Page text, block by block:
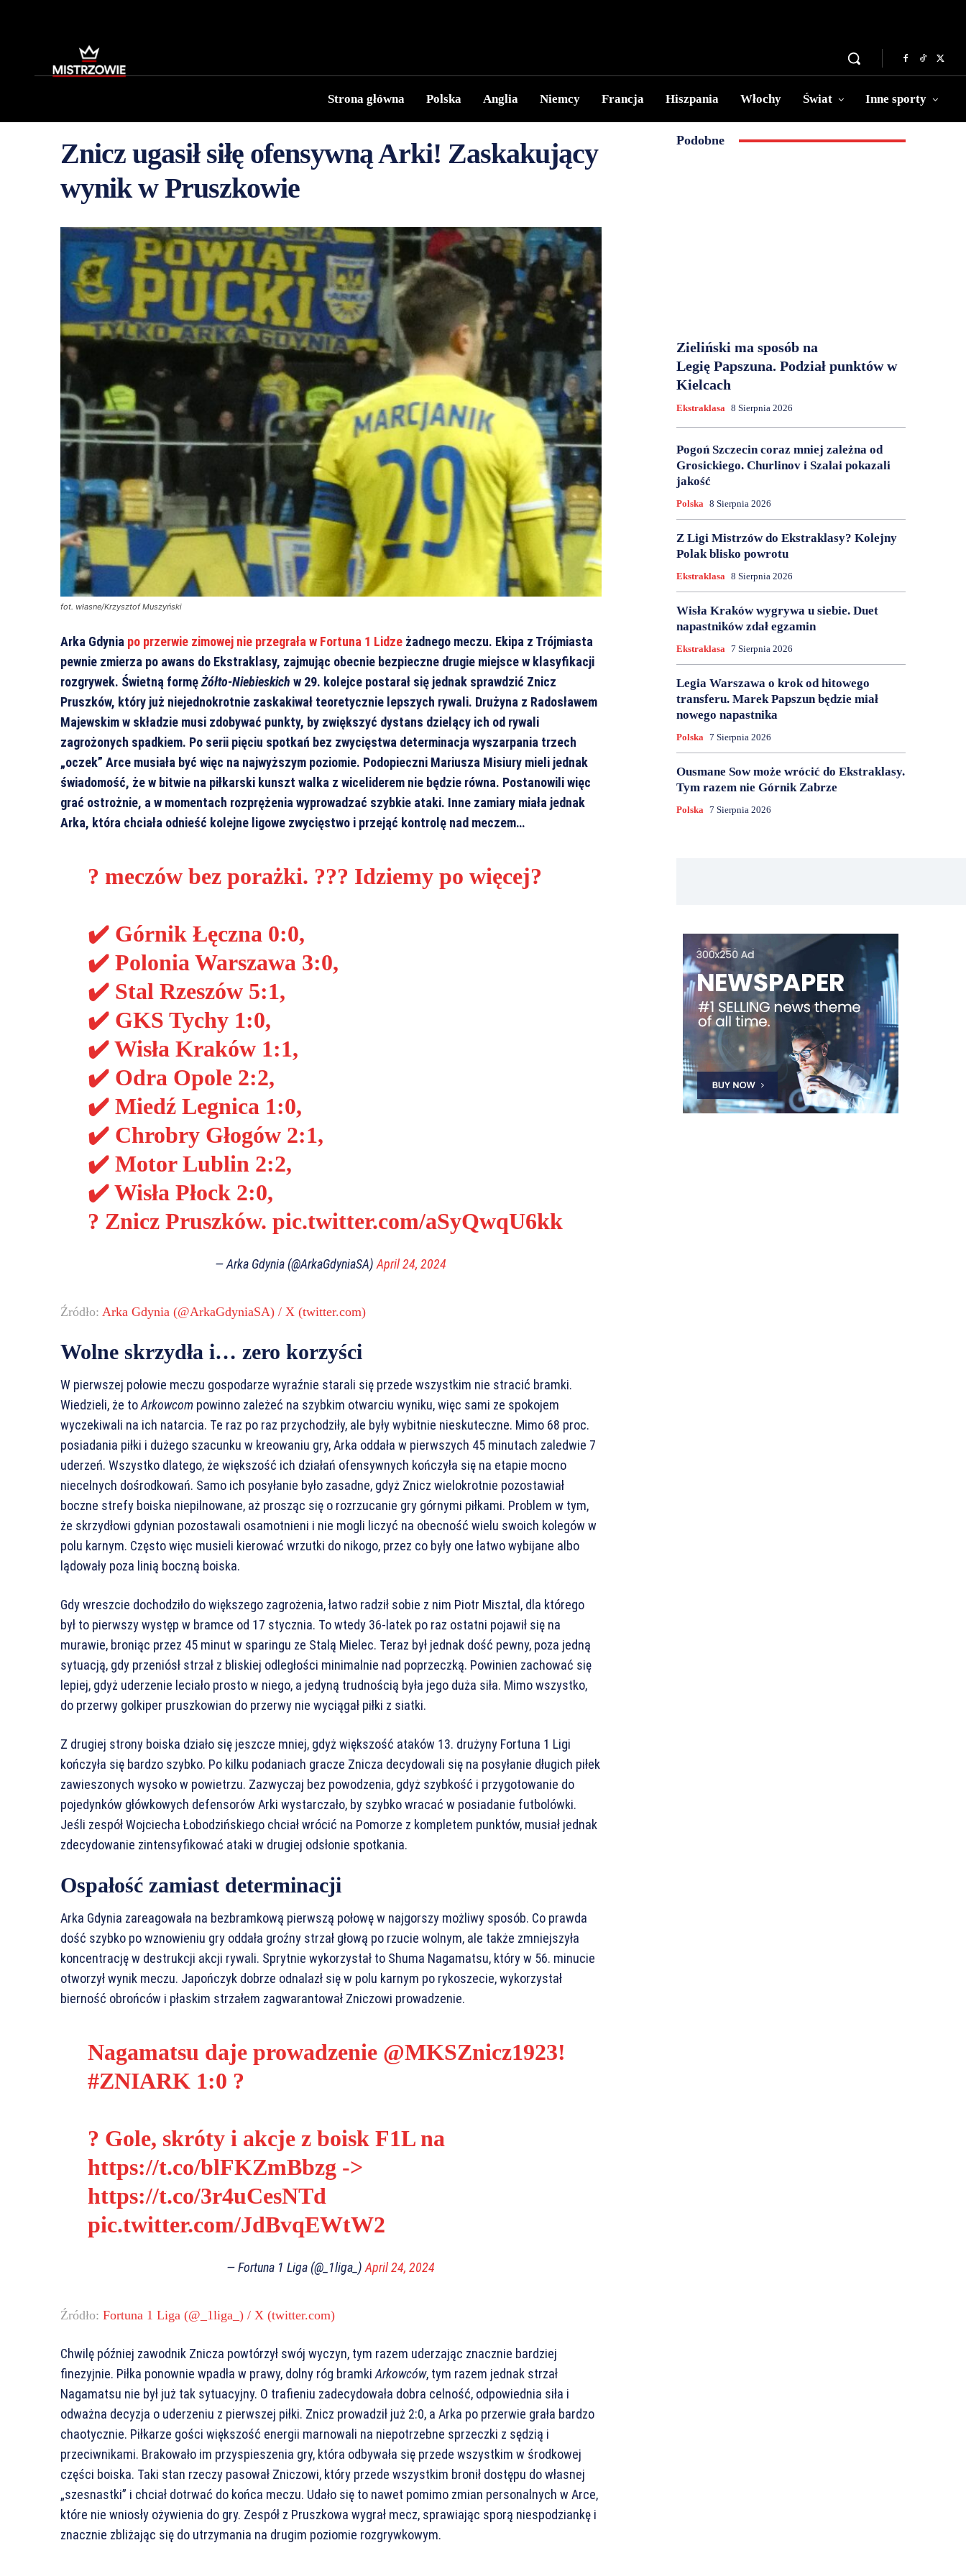
Strona główna Polska Anglia Niemcy Francja Hiszpania Włochy Świat Inne sporty
Znicz ugasił siłę ofensywną Arki! Zaskakujący
wynik w Pruszkowie
fot. własne/Krzysztof Muszyński
Arka Gdynia po przerwie zimowej nie przegrała w Fortuna 1 Lidze żadnego meczu. Ekipa z Trójmiasta
pewnie zmierza po awans do Ekstraklasy, zajmując obecnie bezpieczne drugie miejsce w klasyfikacji
rozgrywek. Świetną formęŻółto-Niebieskich w 29. kolejce postarał się jednak sprawdzić Znicz
Pruszków, który już niejednokrotnie zaskakiwał teoretycznie lepszych rywali. Drużyna z Radosławem
Majewskim w składzie musi zdobywać punkty, by zwiększyć dystans dzielący ich od rywali
zagrożonych spadkiem. Po serii pięciu spotkań bez zwycięstwa determinacja wyszarpania trzech
„oczek” Arce musiała być więc na najwyższym poziomie. Podopieczni Mariusza Misiury mieli jednak
świadomość, że w bitwie na piłkarski kunszt walka z wiceliderem nie będzie równa. Postanowili więc
grać ostrożnie, a w momentach rozprężenia wyprowadzać szybkie ataki. Inne zamiary miała jednak
Arka, która chciała odnieść kolejne ligowe zwycięstwo i przejąć kontrolę nad meczem…
? meczów bez porażki. ??? Idziemy po więcej?
✔️ Górnik Łęczna 0:0,
✔️ Polonia Warszawa 3:0,
✔️ Stal Rzeszów 5:1,
✔️ GKS Tychy 1:0,
✔️ Wisła Kraków 1:1,
✔️ Odra Opole 2:2,
✔️ Miedź Legnica 1:0,
✔️ Chrobry Głogów 2:1,
✔️ Motor Lublin 2:2,
✔️ Wisła Płock 2:0,
? Znicz Pruszków. pic.twitter.com/aSyQwqU6kk
— Arka Gdynia (@ArkaGdyniaSA)April 24, 2024
Źródło: Arka Gdynia (@ArkaGdyniaSA) / X (twitter.com)
Wolne skrzydła i… zero korzyści
W pierwszej połowie meczu gospodarze wyraźnie starali się przede wszystkim nie stracić bramki.
Wiedzieli, że toArkowcom powinno zależeć na szybkim otwarciu wyniku, więc sami ze spokojem
wyczekiwali na ich natarcia. Te raz po raz przychodziły, ale były wybitnie nieskuteczne. Mimo 68 proc.
posiadania piłki i dużego szacunku w kreowaniu gry, Arka oddała w pierwszych 45 minutach zaledwie 7
uderzeń. Wszystko dlatego, że większość ich działań ofensywnych kończyła się na etapie mocno
niecelnych dośrodkowań. Samo ich posyłanie było zasadne, gdyż Znicz wielokrotnie pozostawiał
boczne strefy boiska niepilnowane, aż prosząc się o rozrzucanie gry górnymi piłkami. Problem w tym,
że skrzydłowi gdynian pozostawali osamotnieni i nie mogli liczyć na obecność wielu swoich kolegów w
polu karnym. Często więc musieli kierować wrzutki do nikogo, przez co były one łatwo wybijane albo
lądowały poza linią boczną boiska.
Gdy wreszcie dochodziło do większego zagrożenia, łatwo radził sobie z nim Piotr Misztal, dla którego
był to pierwszy występ w bramce od 17 stycznia. To wtedy 36-latek po raz ostatni pojawił się na
murawie, broniąc przez 45 minut w sparingu ze Stalą Mielec. Teraz był jednak dość pewny, poza jedną
sytuacją, gdy przeniósł strzał z bliskiej odległości minimalnie nad poprzeczką. Powinien zachować się
lepiej, gdyż uderzenie leciało prosto w niego, a jedyną trudnością była jego duża siła. Mimo wszystko,
do przerwy golkiper pruszkowian do przerwy nie wyciągał piłki z siatki.
Z drugiej strony boiska działo się jeszcze mniej, gdyż większość ataków 13. drużyny Fortuna 1 Ligi
kończyła się bardzo szybko. Po kilku podaniach gracze Znicza decydowali się na posyłanie długich piłek
zawieszonych wysoko w powietrzu. Zazwyczaj bez powodzenia, gdyż szybkość i przygotowanie do
pojedynków główkowych defensorów Arki wystarczało, by szybko wracać w posiadanie futbolówki.
Jeśli zespół Wojciecha Łobodzińskiego chciał wrócić na Pomorze z kompletem punktów, musiał jednak
zdecydowanie zintensyfikować ataki w drugiej odsłonie spotkania.
Ospałość zamiast determinacji
Arka Gdynia zareagowała na bezbramkową pierwszą połowę w najgorszy możliwy sposób. Co prawda
dość szybko po wznowieniu gry oddała groźny strzał głową po rzucie wolnym, ale także zmniejszyła
koncentrację w destrukcji akcji rywali. Sprytnie wykorzystał to Shuma Nagamatsu, który w 56. minucie
otworzył wynik meczu. Japończyk dobrze odnalazł się w polu karnym po rykoszecie, wykorzystał
bierność obrońców i płaskim strzałem zagwarantował Zniczowi prowadzenie.
Nagamatsu daje prowadzenie @MKSZnicz1923!
#ZNIARK1:0 ?
? Gole, skróty i akcje z boisk F1L na
https://t.co/blFKZmBbzg ->
https://t.co/3r4uCesNTd
pic.twitter.com/JdBvqEWtW2
— Fortuna 1 Liga (@_1liga_)April 24, 2024
Źródło: Fortuna 1 Liga (@_1liga_) / X (twitter.com)
Chwilę później zawodnik Znicza powtórzył swój wyczyn, tym razem uderzając znacznie bardziej
finezyjnie. Piłka ponownie wpadła w prawy, dolny róg bramki Arkowców, tym razem jednak strzał
Nagamatsu nie był już tak sytuacyjny. O trafieniu zadecydowała dobra celność, odpowiednia siła i
odważna decyzja o uderzeniu z pierwszej piłki. Znicz prowadził już 2:0, a Arka po przerwie grała bardzo
chaotycznie. Piłkarze gości większość energii marnowali na niepotrzebne sprzeczki z sędzią i
przeciwnikami. Brakowało im przyspieszenia gry, która odbywała się przede wszystkim w środkowej
części boiska. Taki stan rzeczy pasował Zniczowi, który przede wszystkim bronił dostępu do własnej
„szesnastki” i chciał dotrwać do końca meczu. Udało się to nawet pomimo zmian personalnych w Arce,
które nie wniosły ożywienia do gry. Zespół z Pruszkowa wygrał mecz, sprawiając sporą niespodziankę i
znacznie zbliżając się do utrzymania na drugim poziomie rozgrywkowym.
Podobne
Zieliński ma sposób na
Legię Papszuna. Podział punktów w
Kielcach
Ekstraklasa 8 Sierpnia 2026
Pogoń Szczecin coraz mniej zależna od
Grosickiego. Churlinov i Szalai pokazali
jakość
Polska 8 Sierpnia 2026
Z Ligi Mistrzów do Ekstraklasy? Kolejny
Polak blisko powrotu
Ekstraklasa 8 Sierpnia 2026
Wisła Kraków wygrywa u siebie. Duet
napastników zdał egzamin
Ekstraklasa 7 Sierpnia 2026
Legia Warszawa o krok od hitowego
transferu. Marek Papszun będzie miał
nowego napastnika
Polska 7 Sierpnia 2026
Ousmane Sow może wrócić do Ekstraklasy.
Tym razem nie Górnik Zabrze
Polska 7 Sierpnia 2026